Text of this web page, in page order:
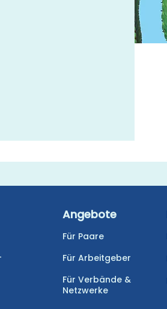
Angebote
Für Paare
Für Arbeitgeber
Für Verbände &
Netzwerke